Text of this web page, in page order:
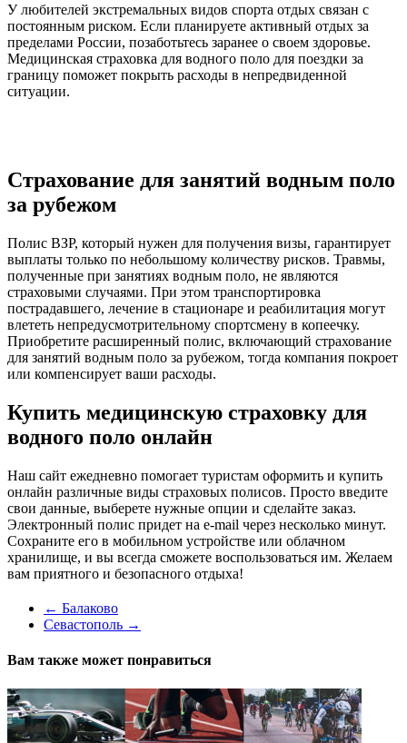
У любителей экстремальных видов спорта отдых связан с
постоянным риском. Если планируете активный отдых за
пределами России, позаботьтесь заранее о своем здоровье.
Медицинская страховка для водного поло для поездки за
границу поможет покрыть расходы в непредвиденной
ситуации.
Страхование для занятий водным поло
за рубежом
Полис ВЗР, который нужен для получения визы, гарантирует
выплаты только по небольшому количеству рисков. Травмы,
полученные при занятиях водным поло, не являются
страховыми случаями. При этом транспортировка
пострадавшего, лечение в стационаре и реабилитация могут
влететь непредусмотрительному спортсмену в копеечку.
Приобретите расширенный полис, включающий страхование
для занятий водным поло за рубежом, тогда компания покроет
или компенсирует ваши расходы.
Купить медицинскую страховку для
водного поло онлайн
Наш сайт ежедневно помогает туристам оформить и купить
онлайн различные виды страховых полисов. Просто введите
свои данные, выберете нужные опции и сделайте заказ.
Электронный полис придет на e-mail через несколько минут.
Сохраните его в мобильном устройстве или облачном
хранилище, и вы всегда сможете воспользоваться им. Желаем
вам приятного и безопасного отдыха!
← Балаково
Севастополь →
Вам также может понравиться